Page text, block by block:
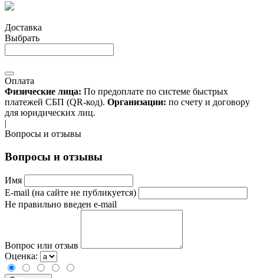
Доставка
Выбрать
Оплата
Физические лица: По предоплате по системе быстрых
платежей СБП (QR-код). Организации: по счету и договору
для юридических лиц.
|
Вопросы и отзывы
Вопросы и отзывы
Имя
E-mail (на сайте не публикуется)
Не правильно введен e-mail
Вопрос или отзыв
Оценка: